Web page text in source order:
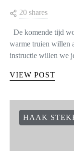
20 shares
De komende tijd
warme truien willen
instructie willen we
VIEW POST
HAAK